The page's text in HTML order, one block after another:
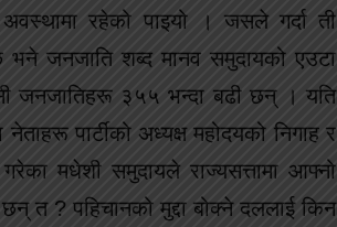
रहेको पाइयो । जसले गर्दा ती
जनजाति शब्द मानव समुदायको एउटा
जनजातिहरू ३५५ भन्दा बढी छन् । यति
पार्टीको अध्यक्ष महोदयको निगाह र
मधेशी समुदायले राज्यसत्तामा आफ्नो
त ? पहिचानको मुद्दा बोक्ने दललाई किन